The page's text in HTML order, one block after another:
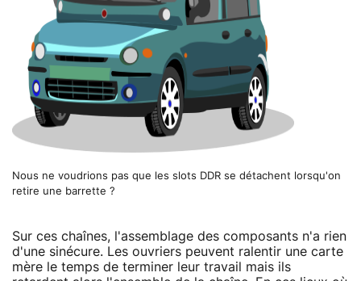
Nous ne voudrions pas que les slots DDR se détachent lorsqu'on
retire une barrette ?
Sur ces chaînes, l'assemblage des composants n'a rien
d'une sinécure. Les ouvriers peuvent ralentir une carte
mère le temps de terminer leur travail mais ils